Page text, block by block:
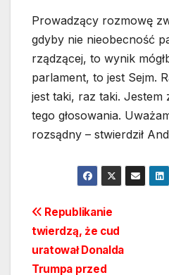
Prowadzący rozmowę
gdyby nie nieobecność
rządzącej, to wynik
parlament, to jest Sejm.
jest taki, raz taki.
tego głosowania.
rozsądny – stwierdził
Nawigacja
wpisu
Republikanie
twierdzą, że cud
uratował Donalda
Trumpa przed